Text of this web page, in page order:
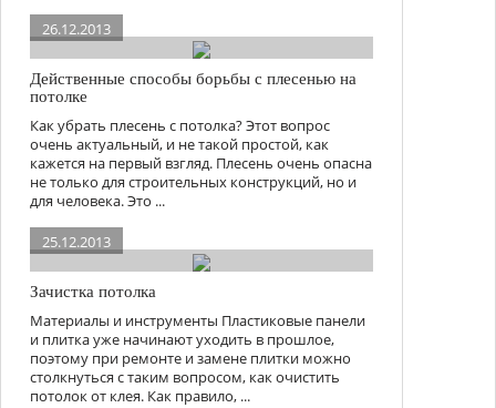
26.12.2013
Действенные способы борьбы с плесенью на
потолке
Как убрать плесень с потолка? Этот вопрос
очень актуальный, и не такой простой, как
кажется на первый взгляд. Плесень очень опасна
не только для строительных конструкций, но и
для человека. Это ...
25.12.2013
Зачистка потолка
Материалы и инструменты Пластиковые панели
и плитка уже начинают уходить в прошлое,
поэтому при ремонте и замене плитки можно
столкнуться с таким вопросом, как очистить
потолок от клея. Как правило, ...